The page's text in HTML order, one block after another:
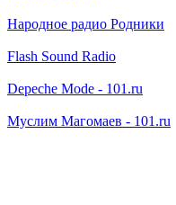
Народное радио Родники
Flash Sound Radio
Depeche Mode - 101.ru
Муслим Магомаев - 101.ru